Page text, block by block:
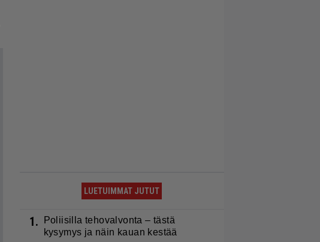
LUETUIMMAT JUTUT
1.
Poliisilla tehovalvonta – tästä
kysymys ja näin kauan kestää